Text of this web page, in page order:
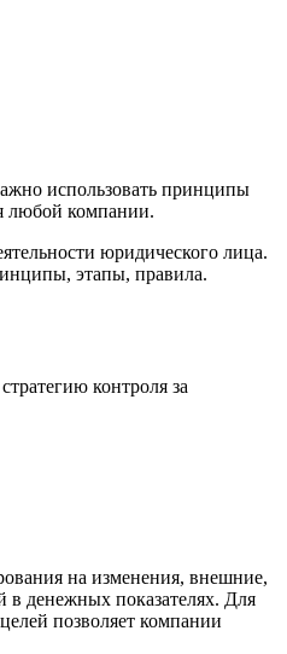
использовать принципы
любой компании.
юридического лица.
этапы, правила.
контроля за
на изменения, внешние,
в денежных показателях. Для
позволяет компании